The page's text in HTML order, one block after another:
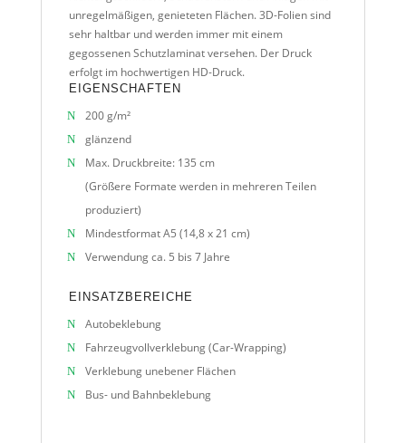
unregelmäßigen, genieteten Flächen. 3D-Folien sind
sehr haltbar und werden immer mit einem
gegossenen Schutzlaminat versehen. Der Druck
erfolgt im hochwertigen HD-Druck.
EIGENSCHAFTEN
200 g/m²
glänzend
Max. Druckbreite: 135 cm
(Größere Formate werden in mehreren Teilen
produziert)
Mindestformat A5 (14,8 x 21 cm)
Verwendung ca. 5 bis 7 Jahre
EINSATZBEREICHE
Autobeklebung
Fahrzeugvollverklebung (Car-Wrapping)
Verklebung unebener Flächen
Bus- und Bahnbeklebung